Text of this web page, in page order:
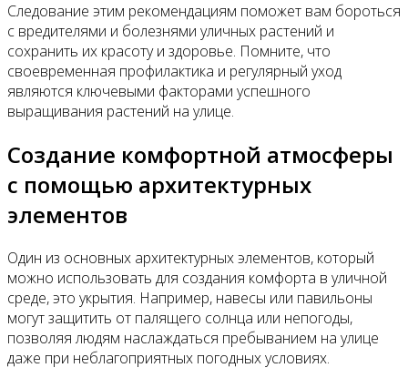
Следование этим рекомендациям поможет вам бороться
с вредителями и болезнями уличных растений и
сохранить их красоту и здоровье. Помните, что
своевременная профилактика и регулярный уход
являются ключевыми факторами успешного
выращивания растений на улице.
Создание комфортной атмосферы
с помощью архитектурных
элементов
Один из основных архитектурных элементов, который
можно использовать для создания комфорта в уличной
среде, это укрытия. Например, навесы или павильоны
могут защитить от палящего солнца или непогоды,
позволяя людям наслаждаться пребыванием на улице
даже при неблагоприятных погодных условиях.